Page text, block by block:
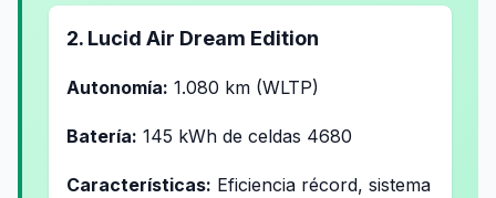
2. Lucid Air Dream Edition
Autonomía: 1.080 km (WLTP)
Batería: 145 kWh de celdas 4680
Características: Eficiencia récord, sistema